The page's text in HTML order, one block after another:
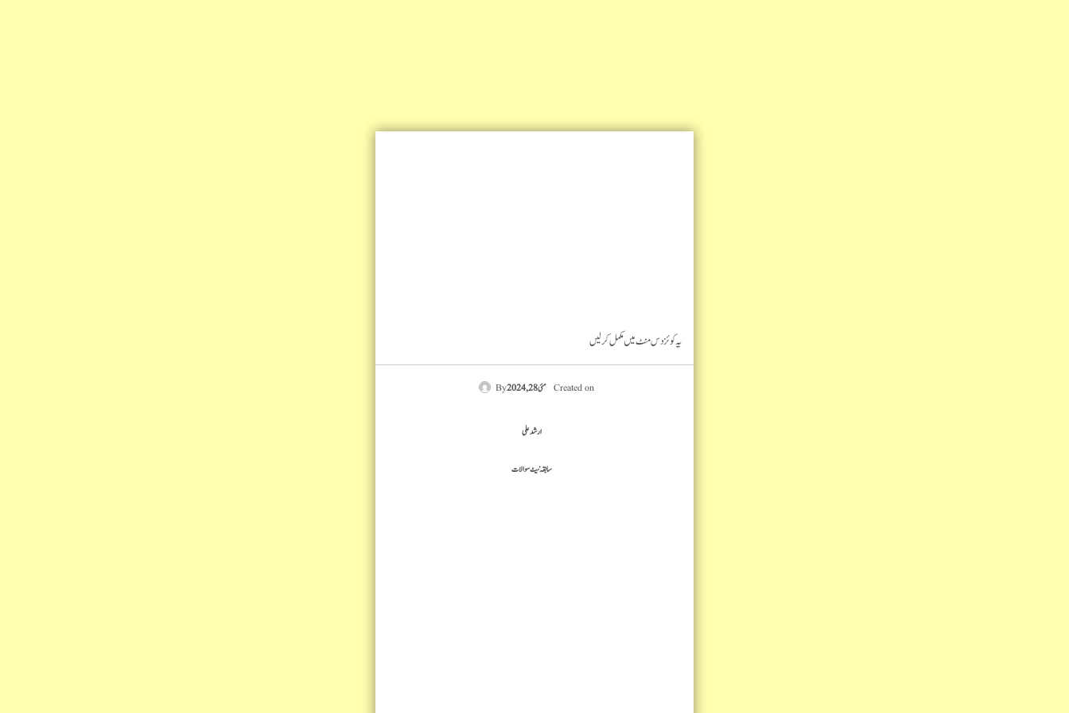
یہ کوئز دس منٹ میں مکمل کرلیں
Created on مئی 28, 2024
ارشد علی
سابقہ نیٹ سوالات